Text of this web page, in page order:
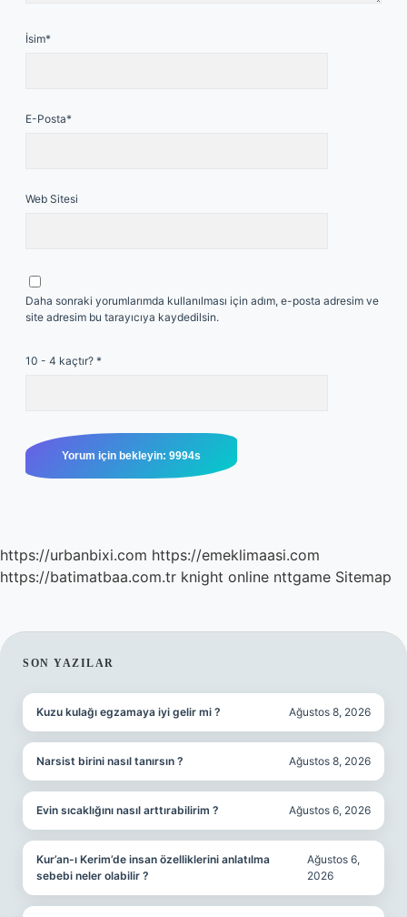
İsim*
E-Posta*
Web Sitesi
Daha sonraki yorumlarımda kullanılması için adım, e-posta adresim ve
site adresim bu tarayıcıya kaydedilsin.
10 - 4 kaçtır? *
https://urbanbixi.com https://emeklimaasi.com
https://batimatbaa.com.tr knight online nttgame Sitemap
SIDEBAR
SON YAZILAR
Kuzu kulağı egzamaya iyi gelir mi ? Ağustos 8, 2026
Narsist birini nasıl tanırsın ? Ağustos 8, 2026
Evin sıcaklığını nasıl arttırabilirim ? Ağustos 6, 2026
Kur’an-ı Kerim’de insan özelliklerini anlatılma
sebebi neler olabilir ?
Ağustos 6,
2026